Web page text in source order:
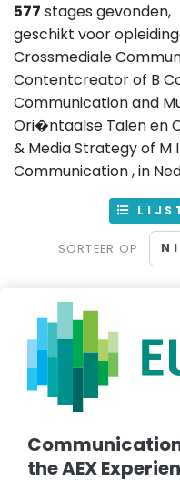
577 stages gevonden,
geschikt voor
Crossmediale
Contentcreator of B
Communication and
Ori�ntaalse Talen en
& Media Strategy of M
Communication , in
SORTEER OP
the AEX